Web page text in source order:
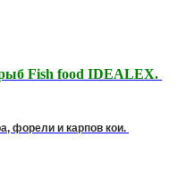
Fish food IDEALEX.
форели и карпов кои.